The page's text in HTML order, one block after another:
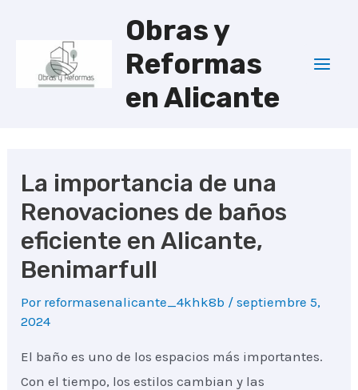
contenido
Obras y
Reformas
en Alicante
La importancia de una
Renovaciones de baños
eficiente en Alicante,
Benimarfull
Por reformasenalicante_4khk8b /septiembre 5,
2024
El baño es uno de los espacios más importantes.
Con el tiempo, los estilos cambian y las